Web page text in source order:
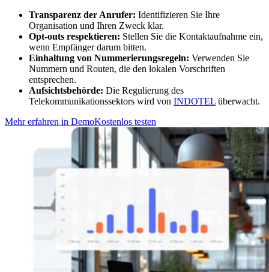
Transparenz der Anrufer: Identifizieren Sie Ihre
Organisation und Ihren Zweck klar.
Opt-outs respektieren: Stellen Sie die Kontaktaufnahme ein,
wenn Empfänger darum bitten.
Einhaltung von Nummerierungsregeln: Verwenden Sie
Nummern und Routen, die den lokalen Vorschriften
entsprechen.
Aufsichtsbehörde: Die Regulierung des
Telekommunikationssektors wird von INDOTEL überwacht.
Mehr erfahren in DemoKostenlos testen